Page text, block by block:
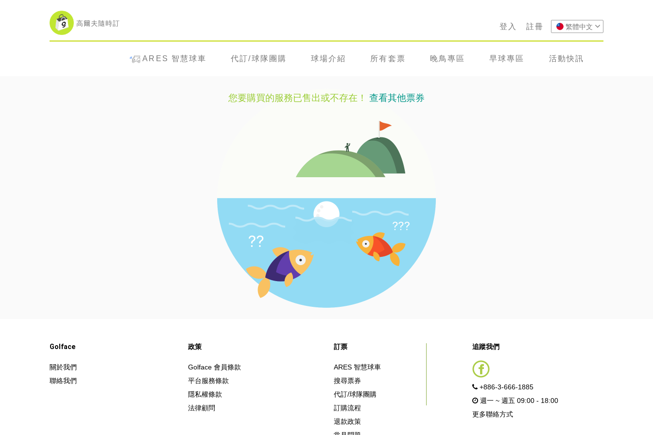
登入 註冊 繁體中文
高爾夫隨時訂
ARES 智慧球車 代訂/球隊團購 球場介紹 所有套票 晚鳥專區 早球專區 活動快訊
您要購買的服務已售出或不存在！ 查看其他票券
Golface
關於我們
聯絡我們
政策
Golface 會員條款
平台服務條款
隱私權條款
法律顧問
訂票
ARES 智慧球車
搜尋票券
代訂/球隊團購
訂購流程
退款政策
追蹤我們
+886-3-666-1885
週一 ~ 週五 09:00 - 18:00
更多聯絡方式